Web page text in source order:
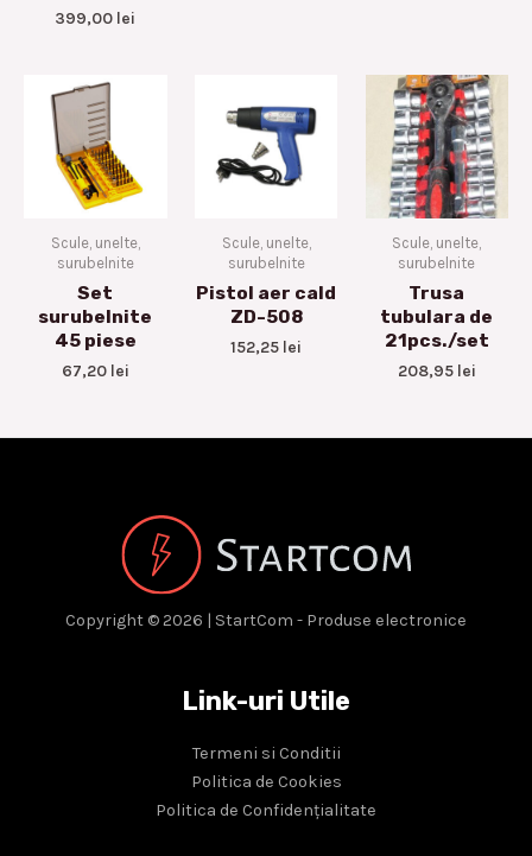
399,00 lei
Scule, unelte,
surubelnite
Set
surubelnite
45 piese
67,20 lei
Scule, unelte,
surubelnite
Pistol aer cald
ZD-508
152,25 lei
Scule, unelte,
surubelnite
Trusa
tubulara de
21pcs./set
208,95 lei
Copyright © 2026 | StartCom - Produse electronice
Link-uri Utile
Termeni si Conditii
Politica de Cookies
Politica de Confidențialitate